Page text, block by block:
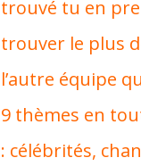
trouvé tu en
trouver le plus
l’autre équipe
9 thèmes en
: célébrités,